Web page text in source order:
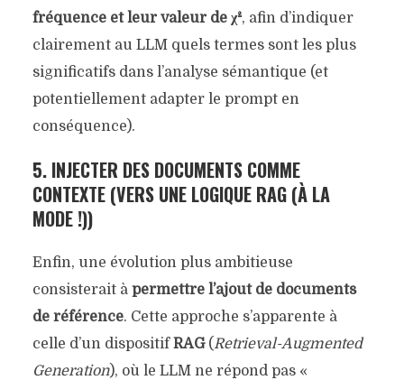
fréquence et leur valeur de χ², afin d’indiquer
clairement au LLM quels termes sont les plus
significatifs dans l’analyse sémantique (et
potentiellement adapter le prompt en
conséquence).
5. INJECTER DES DOCUMENTS COMME
CONTEXTE (VERS UNE LOGIQUE RAG (À LA
MODE !))
Enfin, une évolution plus ambitieuse
consisterait à permettre l’ajout de documents
de référence. Cette approche s’apparente à
celle d’un dispositifRAG(Retrieval-Augmented
Generation), où le LLM ne répond pas «